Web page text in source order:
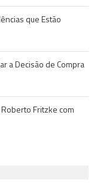
que Estão
a Decisão de Compra
Fritzke com